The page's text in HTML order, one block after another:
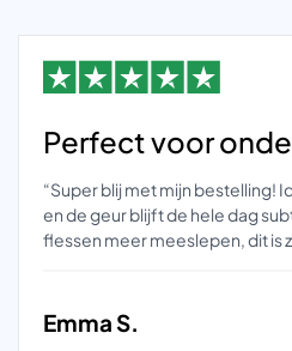
Perfect voor
“Super blij met mijn bestelling!
en de geur blijft de hele dag
flessen meer meeslepen, dit is
Emma S.